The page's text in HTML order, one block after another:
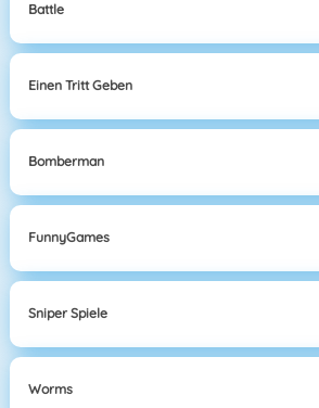
Battle
Einen Tritt Geben
Bomberman
FunnyGames
Sniper Spiele
Worms